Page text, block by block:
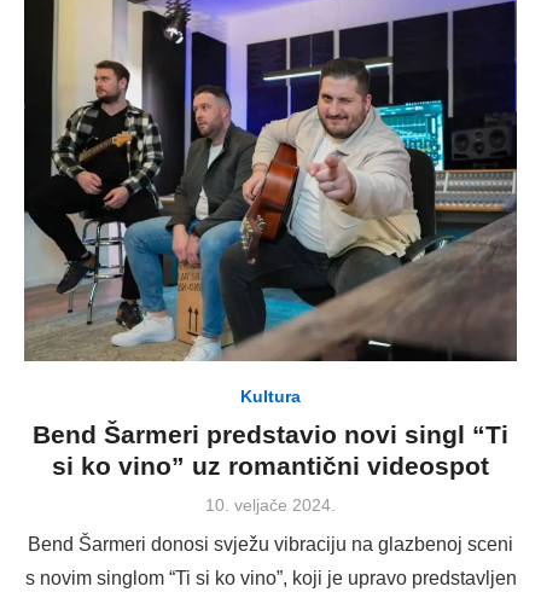
Kultura
Bend Šarmeri predstavio novi singl “Ti
si ko vino” uz romantični videospot
Posted
10. veljače 2024.
Bend Šarmeri donosi svježu vibraciju na glazbenoj sceni
s novim singlom “Ti si ko vino”, koji je upravo predstavljen